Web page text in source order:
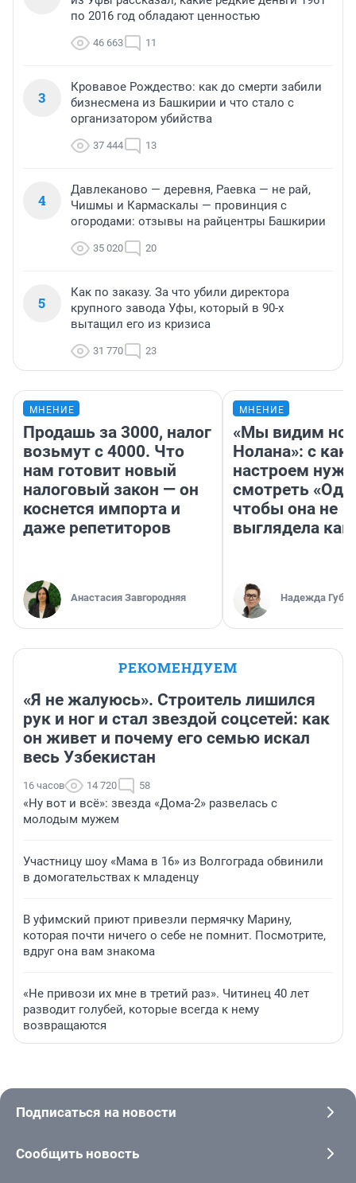
по 2016 год обладают ценностью
46 663 11
3
Кровавое Рождество: как до смерти забили
бизнесмена из Башкирии и что стало с
организатором убийства
37 444 13
4
Давлеканово — деревня, Раевка — не рай,
Чишмы и Кармаскалы — провинция с
огородами: отзывы на райцентры Башкирии
35 020 20
5
Как по заказу. За что убили директора
крупного завода Уфы, который в 90-х
вытащил его из кризиса
31 770 23
МНЕНИЕ
Продашь за 3000, налог
возьмут с 4000. Что
нам готовит новый
налоговый закон — он
коснется импорта и
даже репетиторов
Анастасия Завгородняя
МНЕНИЕ
«Мы видим
Нолана»: с
настроем
смотреть
чтобы она не
выглядела как
Надежда
РЕКОМЕНДУЕМ
«Я не жалуюсь». Строитель лишился
рук и ног и стал звездой соцсетей: как
он живет и почему его семью искал
весь Узбекистан
16 часов 14 720 58
«Ну вот и всё»: звезда «Дома-2» развелась с
молодым мужем
Участницу шоу «Мама в 16» из Волгограда обвинили
в домогательствах к младенцу
В уфимский приют привезли пермячку Марину,
которая почти ничего о себе не помнит. Посмотрите,
вдруг она вам знакома
«Не привози их мне в третий раз». Читинец 40 лет
разводит голубей, которые всегда к нему
возвращаются
Подписаться на новости
Сообщить новость